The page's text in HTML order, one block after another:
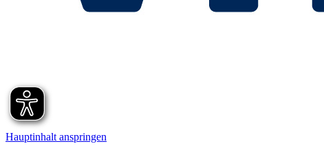
Hauptinhalt anspringen